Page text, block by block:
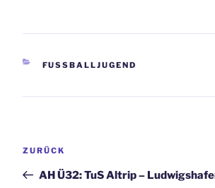
KATEGORIEN
FUSSBALLJUGEND
Vorheriger
Beitrag
ZURÜCK
AH Ü32: TuS Altrip –